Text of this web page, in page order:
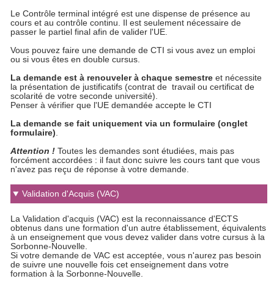
Le Contrôle terminal intégré est une dispense de présence au
cours et au contrôle continu. Il est seulement nécessaire de
passer le partiel final afin de valider l'UE.
Vous pouvez faire une demande de CTI si vous avez un emploi
ou si vous êtes en double cursus.
La demande est à renouveler à chaque semestreet nécessite
la présentation de justificatifs (contrat de travail ou certificat de
scolarité de votre seconde université).
Penser à vérifier que l'UE demandée accepte le CTI
La demande se fait uniquement via un formulaire (onglet
formulaire).
Attention ! Toutes les demandes sont étudiées, mais pas
forcément accordées : il faut donc suivre les cours tant que vous
n'avez pas reçu de réponse à votre demande.
Validation d'Acquis (VAC)
La Validation d'acquis (VAC) est la reconnaissance d'ECTS
obtenus dans une formation d'un autre établissement, équivalents
à un enseignement que vous devez valider dans votre cursus à la
Sorbonne-Nouvelle.
Si votre demande de VAC est acceptée, vous n'aurez pas besoin
de suivre une nouvelle fois cet enseignement dans votre
formation à la Sorbonne-Nouvelle.